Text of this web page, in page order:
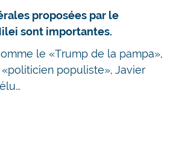
proposées par le
sont importantes.
le «Trump de la pampa»,
populiste», Javier